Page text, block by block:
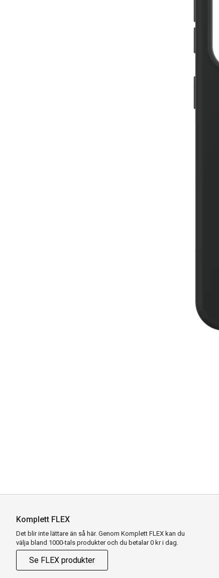
Komplett FLEX
Det blir inte lättare än så här. Genom Komplett FLEX kan du
välja bland 1000-tals produkter och du betalar 0 kr i dag.
Se FLEX produkter